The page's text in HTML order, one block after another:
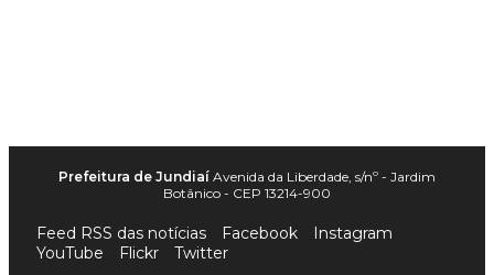
Prefeitura de Jundiaí Avenida da Liberdade, s/nº - Jardim
Botânico - CEP 13214-900
Feed RSS das notícias Facebook
Instagram
YouTube
Flickr Twitter